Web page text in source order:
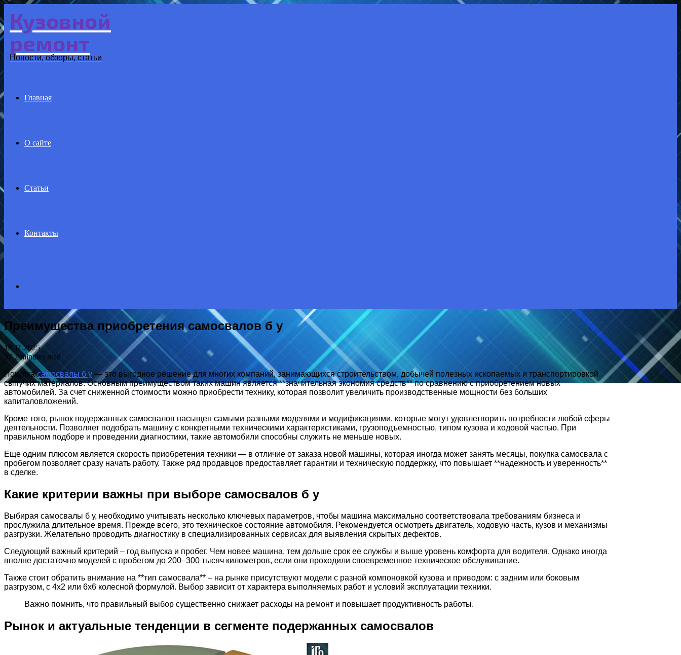
Menu
Кузовной
ремонт
Новости, обзоры, статьи
Главная
О сайте
Статьи
Контакты
for
Преимущества приобретения самосвалов б у
18.11.2025
972 minutes read
Покупкасамосвалы б у — это выгодное решение для многих компаний, занимающихся строительством, добычей полезных ископаемых и транспортировкой
сыпучих материалов. Основным преимуществом таких машин является **значительная экономия средств** по сравнению с приобретением новых
автомобилей. За счет сниженной стоимости можно приобрести технику, которая позволит увеличить производственные мощности без больших
капиталовложений.
Кроме того, рынок подержанных самосвалов насыщен самыми разными моделями и модификациями, которые могут удовлетворить потребности любой сферы
деятельности. Позволяет подобрать машину с конкретными техническими характеристиками, грузоподъемностью, типом кузова и ходовой частью. При
правильном подборе и проведении диагностики, такие автомобили способны служить не меньше новых.
Еще одним плюсом является скорость приобретения техники — в отличие от заказа новой машины, которая иногда может занять месяцы, покупка самосвала с
пробегом позволяет сразу начать работу. Также ряд продавцов предоставляет гарантии и техническую поддержку, что повышает **надежность и уверенность**
в сделке.
Какие критерии важны при выборе самосвалов б у
Выбирая самосвалы б у, необходимо учитывать несколько ключевых параметров, чтобы машина максимально соответствовала требованиям бизнеса и
прослужила длительное время. Прежде всего, это техническое состояние автомобиля. Рекомендуется осмотреть двигатель, ходовую часть, кузов и механизмы
разгрузки. Желательно проводить диагностику в специализированных сервисах для выявления скрытых дефектов.
Следующий важный критерий – год выпуска и пробег. Чем новее машина, тем дольше срок ее службы и выше уровень комфорта для водителя. Однако иногда
вполне достаточно моделей с пробегом до 200–300 тысяч километров, если они проходили своевременное техническое обслуживание.
Также стоит обратить внимание на **тип самосвала** – на рынке присутствуют модели с разной компоновкой кузова и приводом: с задним или боковым
разгрузом, с 4х2 или 6х6 колесной формулой. Выбор зависит от характера выполняемых работ и условий эксплуатации техники.
Важно помнить, что правильный выбор существенно снижает расходы на ремонт и повышает продуктивность работы.
Рынок и актуальные тенденции в сегменте подержанных самосвалов